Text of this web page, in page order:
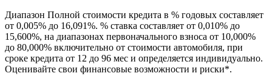
Диапазон Полной стоимости кредита в % годовых составляет
от 0,005% до 16,091%. % ставка составляет от 0,010% до
15,600%, на диапазонах первоначального взноса от 10,000%
до 80,000% включительно от стоимости автомобиля, при
сроке кредита от 12 до 96 мес и определяется индивидуально.
Оценивайте свои финансовые возможности и риски*.